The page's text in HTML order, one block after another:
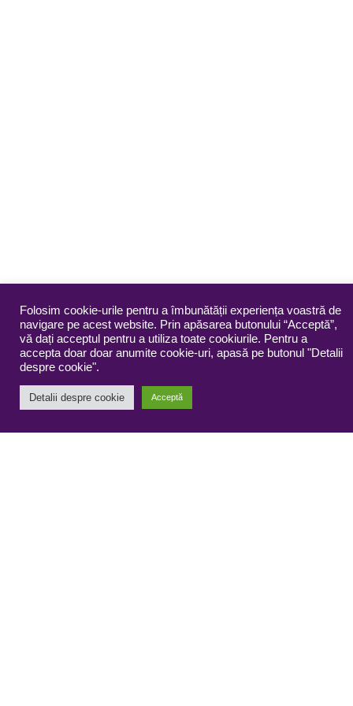
Folosim cookie-urile pentru a îmbunătății experiența voastră de
navigare pe acest website. Prin apăsarea butonului “Acceptă”,
vă dați acceptul pentru a utiliza toate cookiurile. Pentru a
accepta doar doar anumite cookie-uri, apasă pe butonul "Detalii
despre cookie".
Detalii despre cookie Acceptă